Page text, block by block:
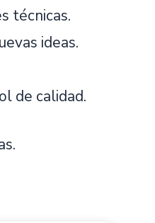
técnicas.
ideas.
de calidad.